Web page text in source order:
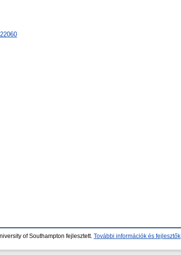
of Southampton fejlesztett. További információk és fejlesztők